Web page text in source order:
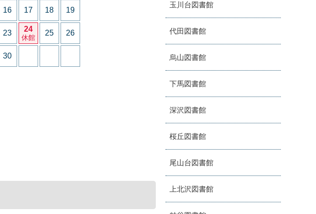
16 17 18 19
23 24
休館
25 26
30
玉川台図書館
代田図書館
烏山図書館
下馬図書館
深沢図書館
桜丘図書館
尾山台図書館
上北沢図書館